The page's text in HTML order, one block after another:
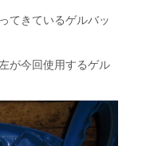
てきているゲルバッ
が今回使用するゲル